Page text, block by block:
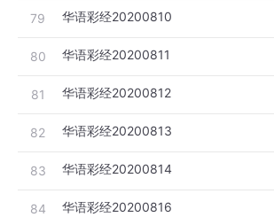
79 华语彩经20200810
80 华语彩经20200811
81 华语彩经20200812
82 华语彩经20200813
83 华语彩经20200814
84 华语彩经20200816